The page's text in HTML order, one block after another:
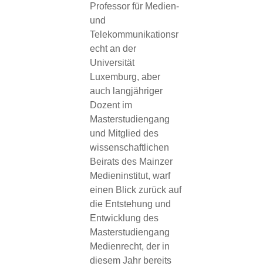
Professor für Medien-
und
Telekommunikationsr
echt an der
Universität
Luxemburg, aber
auch langjähriger
Dozent im
Masterstudiengang
und Mitglied des
wissenschaftlichen
Beirats des Mainzer
Medieninstitut, warf
einen Blick zurück auf
die Entstehung und
Entwicklung des
Masterstudiengang
Medienrecht, der in
diesem Jahr bereits